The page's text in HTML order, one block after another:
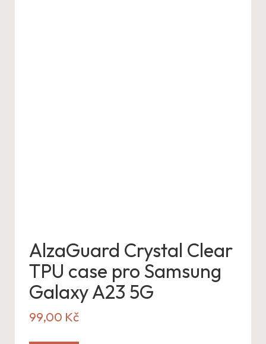
AlzaGuard Crystal Clear
TPU case pro Samsung
Galaxy A23 5G
99,00 Kč